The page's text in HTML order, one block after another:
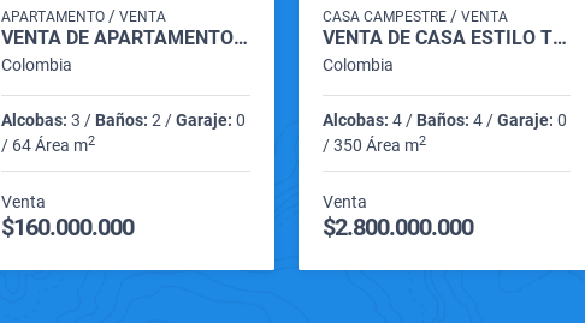
APARTAMENTO/ VENTA
VENTA DE APARTAMENTO JARDINES DE SANTA MARIA CARTAGO VALLE
Colombia
Alcobas: 3 / Baños: 2 /Garaje: 0
/ 64 Área m2
Venta
$160.000.000
CASA CAMPESTRE/ VENTA
VENTA DE CASA ESTILO TOSCANO ITALIANO MESA DE LOS SANTOS SANTANDER
Colombia
Alcobas: 4 / Baños: 4 /Garaje: 0
/ 350 Área m2
Venta
$2.800.000.000